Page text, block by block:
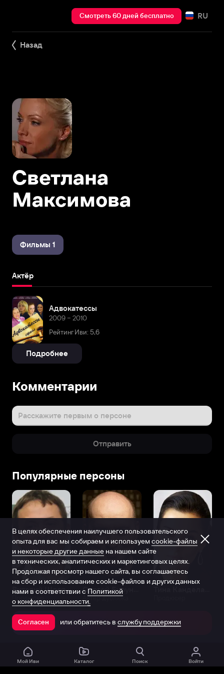
Смотреть 60 дней бесплатно RU
Назад
Светлана
Максимова
Фильмы 1
Актёр
Адвокатессы
2009 – 2010
Рейтинг Иви: 5,6
Подробнее
Комментарии
Расскажите первым о персоне
Отправить
Популярные персоны
Виталий Шляппо
Продюсер Актёр дубляжа
Открыть в приложении
Мой Иви Каталог Поиск Войти
В целях обеспечения наилучшего пользовательского
опыта для вас мы собираем и используем cookie-файлы
и некоторые другие данные на нашем сайте
в технических, аналитических и маркетинговых целях.
Продолжая просмотр нашего сайта, вы соглашаетесь
на сбор и использование cookie-файлов и других данных
нами в соответствии с Политикой
о конфиденциальности.
Согласен или обратитесь в службу поддержки